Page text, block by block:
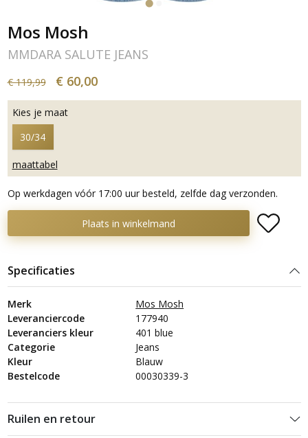
Mos Mosh
MMDARA SALUTE JEANS
€ 119,99 € 60,00
Kies je maat
30/34
maattabel
Op werkdagen vóór 17:00 uur besteld, zelfde dag verzonden.
Plaats in winkelmand
Specificaties
Merk
Mos Mosh
Leveranciercode
177940
Leveranciers kleur
401 blue
Categorie
Jeans
Kleur
Blauw
Bestelcode
00030339-3
Ruilen en retour